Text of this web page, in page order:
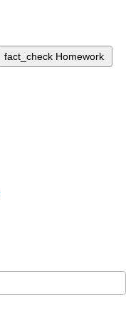
fact_check Homework